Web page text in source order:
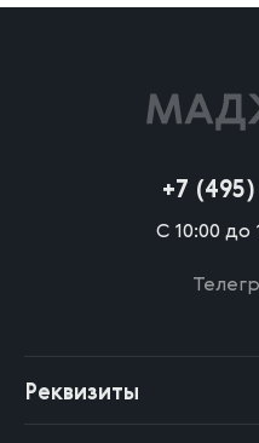
+7
С 10:00 до
Реквизиты